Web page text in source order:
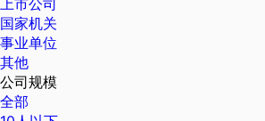
国家机关
事业单位
其他
公司规模
全部